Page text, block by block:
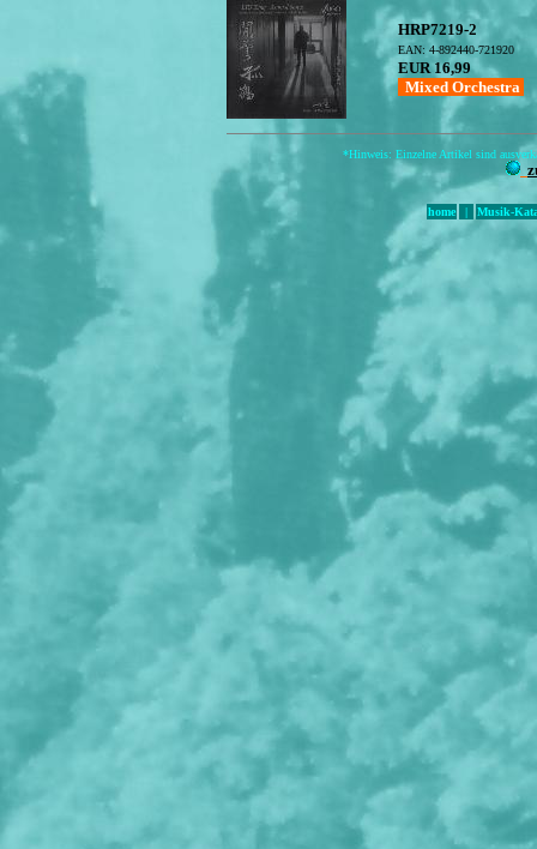
HRP7219-2
EAN: 4-892440-721920
EUR 16,99
Mixed Orchestra
*Hinweis: Einzelne Artikel sind
home | Musik-